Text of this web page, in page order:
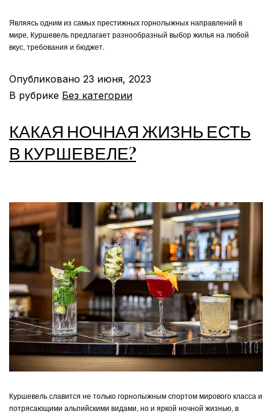
Являясь одним из самых престижных горнолыжных направлений в
мире, Куршевель предлагает разнообразный выбор жилья на любой
вкус, требования и бюджет.
Опубликовано 23 июня, 2023
В рубрике Без категории
КАКАЯ НОЧНАЯ ЖИЗНЬ ЕСТЬ
В КУРШЕВЕЛЕ?
Куршевель славится не только горнолыжным спортом мирового класса и
потрясающими альпийскими видами, но и яркой ночной жизнью, в